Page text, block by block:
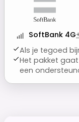
SoftBank 4G
Als je tegoed
Het pakket
een